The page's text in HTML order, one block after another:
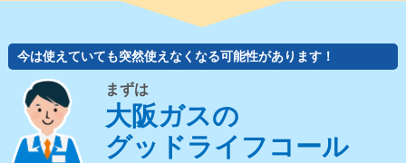
今は使えていても突然使えなくなる可能性があります！
まずは
大阪ガスの
グッドライフコール